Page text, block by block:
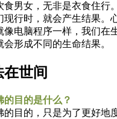
食男女，无非是衣食住行
现行时，就会产生结果。
像电脑程序一样，我们在
形成不同的生命结果。
世间
的目的是什么？
的，只是为了更好地度